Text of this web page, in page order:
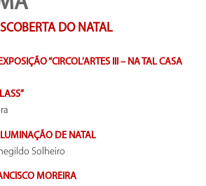
DO NATAL
“CIRCOL’ARTES III – NA TAL CASA
DE NATAL
Solheiro
MOREIRA